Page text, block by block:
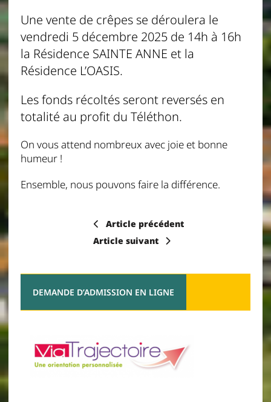
Une vente de crêpes se déroulera le
vendredi 5 décembre 2025 de 14h à 16h
la Résidence SAINTE ANNE et la
Résidence L’OASIS.
Les fonds récoltés seront reversés en
totalité au profit du Téléthon.
On vous attend nombreux avec joie et bonne
humeur !
Ensemble, nous pouvons faire la différence.
Article précédent
Article suivant
DEMANDE D’ADMISSION EN LIGNE